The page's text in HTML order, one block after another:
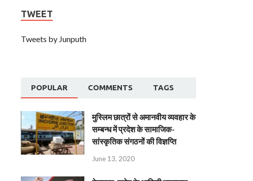
TWEET
Tweets by Junputh
POPULAR COMMENTS TAGS
मुस्लिम छात्रों से अमानवीय व्यवहार के
सम्बन्ध में प्रदेश के सामाजिक-
सांस्कृतिक संगठनों की विज्ञप्ति
June 13, 2020